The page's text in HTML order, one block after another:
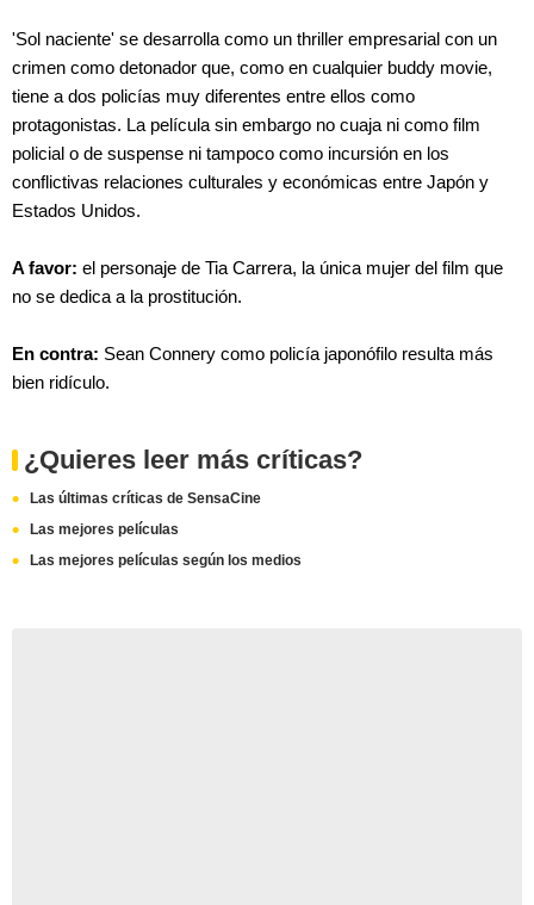
'Sol naciente' se desarrolla como un thriller empresarial con un
crimen como detonador que, como en cualquier buddy movie,
tiene a dos policías muy diferentes entre ellos como
protagonistas. La película sin embargo no cuaja ni como film
policial o de suspense ni tampoco como incursión en los
conflictivas relaciones culturales y económicas entre Japón y
Estados Unidos.
A favor: el personaje de Tia Carrera, la única mujer del film que
no se dedica a la prostitución.
En contra: Sean Connery como policía japonófilo resulta más
bien ridículo.
¿Quieres leer más críticas?
Las últimas críticas de SensaCine
Las mejores películas
Las mejores películas según los medios